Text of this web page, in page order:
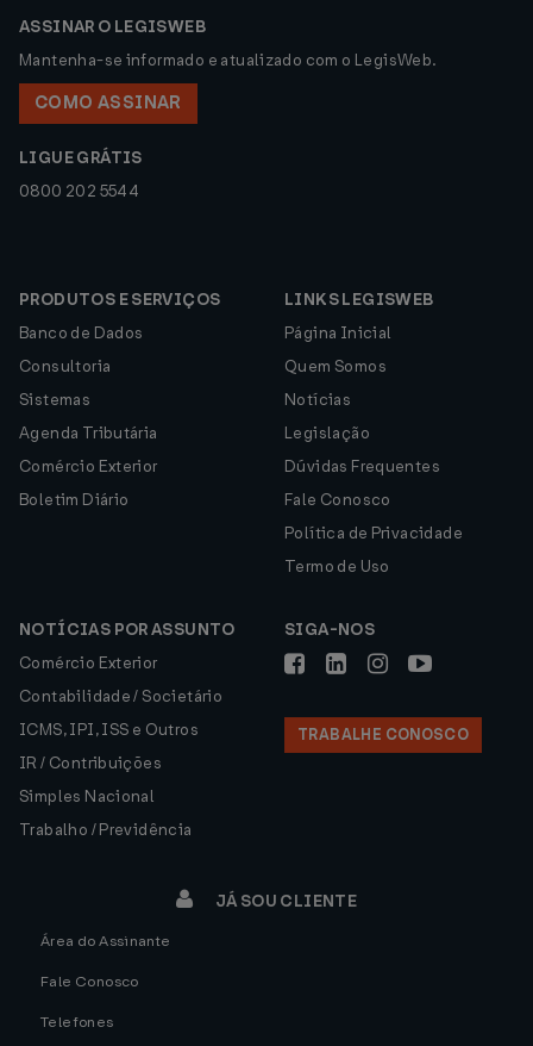
ASSINAR O LEGISWEB
Mantenha-se informado e atualizado com o LegisWeb.
COMO ASSINAR
LIGUE GRÁTIS
0800 202 5544
PRODUTOS E SERVIÇOS
Banco de Dados
Consultoria
Sistemas
Agenda Tributária
Comércio Exterior
Boletim Diário
LINKS LEGISWEB
Página Inicial
Quem Somos
Notícias
Legislação
Dúvidas Frequentes
Fale Conosco
Política de Privacidade
Termo de Uso
NOTÍCIAS POR ASSUNTO
Comércio Exterior
Contabilidade / Societário
ICMS, IPI, ISS e Outros
IR / Contribuições
Simples Nacional
Trabalho / Previdência
SIGA-NOS
TRABALHE CONOSCO
JÁ SOU CLIENTE
Área do Assinante
Fale Conosco
Telefones